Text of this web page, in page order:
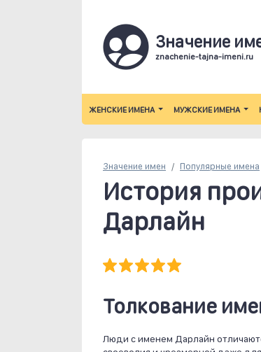
Значение
znachenie-tajna-imeni.ru
ЖЕНСКИЕ ИМЕНА МУЖСКИЕ ИМЕНА
Значение имен Популярные имена
История
Дарлайн
Толкование
Люди с именем Дарлайн